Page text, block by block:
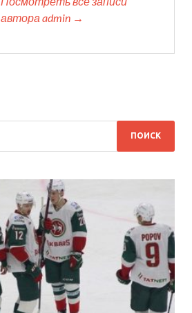
автора admin →